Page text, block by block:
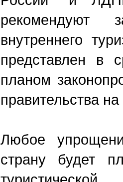
рекомендуют
внутреннего
представлен в
планом
правительства
Любое
страну будет